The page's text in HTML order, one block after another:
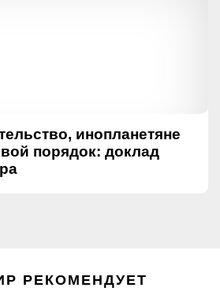
инопланетяне
порядок: доклад
РЕКОМЕНДУЕТ